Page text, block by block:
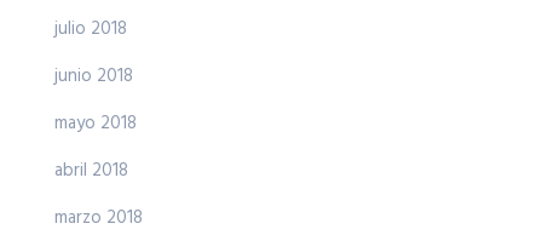
julio 2018
junio 2018
mayo 2018
abril 2018
marzo 2018